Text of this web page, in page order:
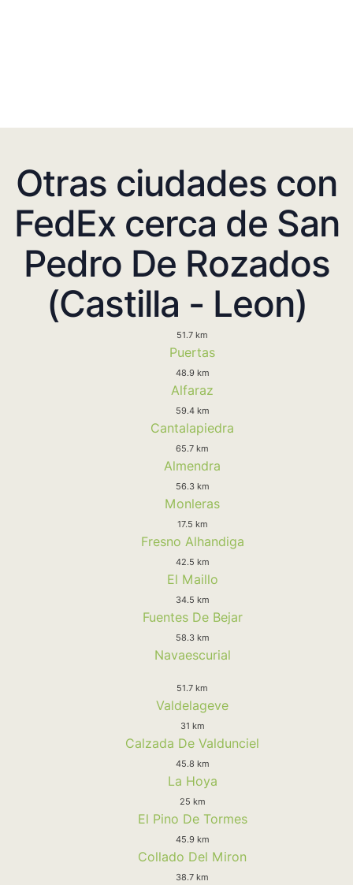
Otras ciudades con
FedEx cerca de San
Pedro De Rozados
(Castilla - Leon)
51.7 km
Puertas
48.9 km
Alfaraz
59.4 km
Cantalapiedra
65.7 km
Almendra
56.3 km
Monleras
17.5 km
Fresno Alhandiga
42.5 km
El Maillo
34.5 km
Fuentes De Bejar
58.3 km
Navaescurial
51.7 km
Valdelageve
31 km
Calzada De Valdunciel
45.8 km
La Hoya
25 km
El Pino De Tormes
45.9 km
Collado Del Miron
38.7 km